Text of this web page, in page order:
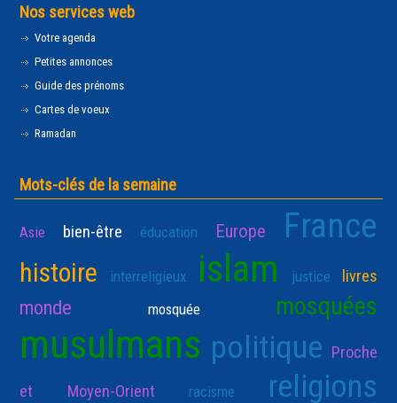
Nos services web
Votre agenda
Petites annonces
Guide des prénoms
Cartes de voeux
Ramadan
Mots-clés de la semaine
Asie bien-être éducation Europe France
histoire interreligieux islam justice livres
monde mosquée mosquées
musulmans politique Proche
et Moyen-Orient
racisme religions